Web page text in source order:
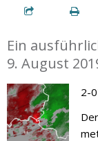
Ein
9. August
2-